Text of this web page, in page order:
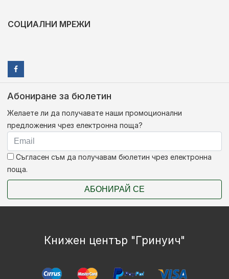
СОЦИАЛНИ МРЕЖИ
Абониране за бюлетин
Желаете ли да получавате наши промоционални
предложения чрез електронна поща?
Съгласен съм да получавам бюлетин чрез електронна
поща.
АБОНИРАЙ СЕ
Книжен център "Гринуич"